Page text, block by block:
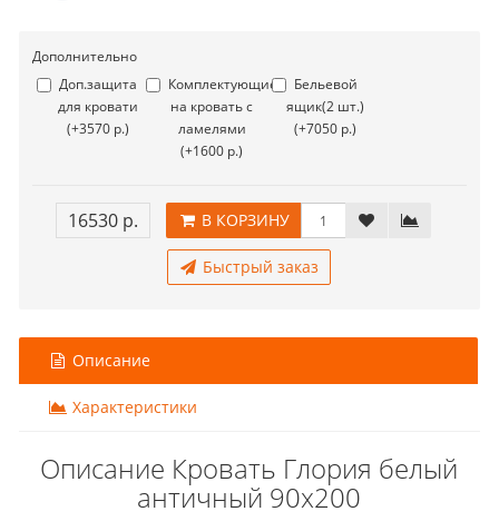
Дополнительно
Доп.защита
для кровати
(+3570 р.)
Комплектующие
на кровать с
ламелями
(+1600 р.)
Бельевой
ящик(2 шт.)
(+7050 р.)
16530 р. В КОРЗИНУ
Быстрый заказ
Описание
Характеристики
Описание Кровать Глория белый
античный 90x200